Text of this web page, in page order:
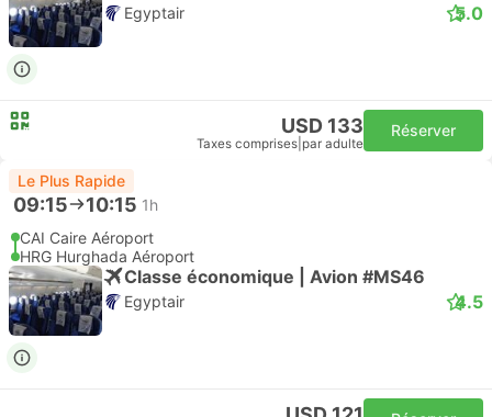
Egyptair 5.0
USD 133
Taxes comprises par adulte
Réserver
Le Plus Rapide
09:15 10:15 1h
CAI Caire Aéroport
HRG Hurghada Aéroport
Classe économique | Avion #MS46
Egyptair 4.5